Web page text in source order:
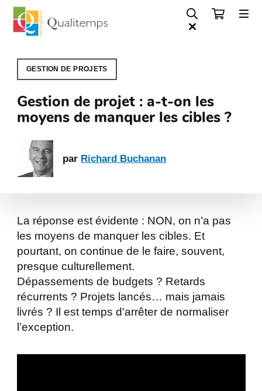
GESTION DE PROJETS
Gestion de projet : a-t-on les
moyens de manquer les cibles ?
par Richard Buchanan
La réponse est évidente : NON, on n’a pas
les moyens de manquer les cibles. Et
pourtant, on continue de le faire, souvent,
presque culturellement.
Dépassements de budgets ? Retards
récurrents ? Projets lancés… mais jamais
livrés ? Il est temps d'arrêter de normaliser
l’exception.